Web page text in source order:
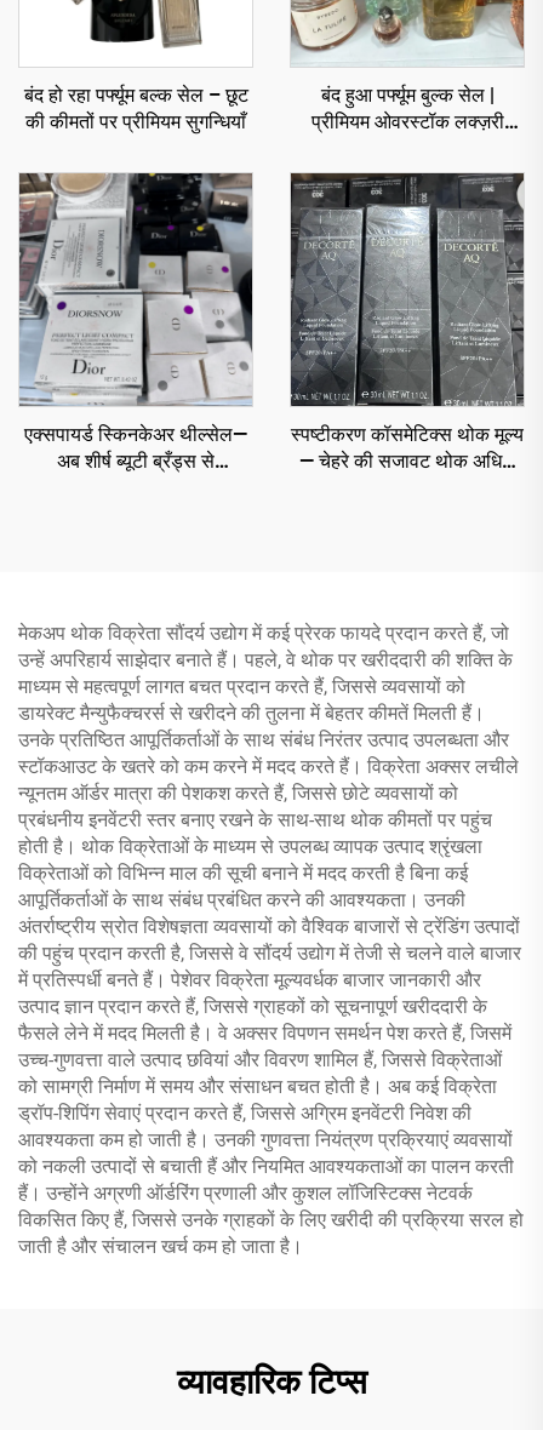
बंद हो रहा पर्फ्यूम बल्क सेल – छूट
की कीमतों पर प्रीमियम सुगन्धियाँ
बंद हुआ पर्फ्यूम बुल्क सेल |
प्रीमियम ओवरस्टॉक लक्ज़री
खरीददारों के लिए
एक्सपायर्ड स्किनकेअर थील्सेल—
अब शीर्ष ब्यूटी ब्रँड्स से
स्पष्टीकरण कॉसमेटिक्स थोक मूल्य
— चेहरे की सजावट थोक अधिक
मेकअप थोक विक्रेता सौंदर्य उद्योग में कई प्रेरक फायदे प्रदान करते हैं, जो
उन्हें अपरिहार्य साझेदार बनाते हैं। पहले, वे थोक पर खरीददारी की शक्ति के
माध्यम से महत्वपूर्ण लागत बचत प्रदान करते हैं, जिससे व्यवसायों को
डायरेक्ट मैन्युफैक्चरर्स से खरीदने की तुलना में बेहतर कीमतें मिलती हैं।
उनके प्रतिष्ठित आपूर्तिकर्ताओं के साथ संबंध निरंतर उत्पाद उपलब्धता और
स्टॉकआउट के खतरे को कम करने में मदद करते हैं। विक्रेता अक्सर लचीले
न्यूनतम ऑर्डर मात्रा की पेशकश करते हैं, जिससे छोटे व्यवसायों को
प्रबंधनीय इनवेंटरी स्तर बनाए रखने के साथ-साथ थोक कीमतों पर पहुंच
होती है। थोक विक्रेताओं के माध्यम से उपलब्ध व्यापक उत्पाद श्रृंखला
विक्रेताओं को विभिन्न माल की सूची बनाने में मदद करती है बिना कई
आपूर्तिकर्ताओं के साथ संबंध प्रबंधित करने की आवश्यकता। उनकी
अंतर्राष्ट्रीय स्रोत विशेषज्ञता व्यवसायों को वैश्विक बाजारों से ट्रेंडिंग उत्पादों
की पहुंच प्रदान करती है, जिससे वे सौंदर्य उद्योग में तेजी से चलने वाले बाजार
में प्रतिस्पर्धी बनते हैं। पेशेवर विक्रेता मूल्यवर्धक बाजार जानकारी और
उत्पाद ज्ञान प्रदान करते हैं, जिससे ग्राहकों को सूचनापूर्ण खरीददारी के
फैसले लेने में मदद मिलती है। वे अक्सर विपणन समर्थन पेश करते हैं, जिसमें
उच्च-गुणवत्ता वाले उत्पाद छवियां और विवरण शामिल हैं, जिससे विक्रेताओं
को सामग्री निर्माण में समय और संसाधन बचत होती है। अब कई विक्रेता
ड्रॉप-शिपिंग सेवाएं प्रदान करते हैं, जिससे अग्रिम इनवेंटरी निवेश की
आवश्यकता कम हो जाती है। उनकी गुणवत्ता नियंत्रण प्रक्रियाएं व्यवसायों
को नकली उत्पादों से बचाती हैं और नियमित आवश्यकताओं का पालन करती
हैं। उन्होंने अग्रणी ऑर्डरिंग प्रणाली और कुशल लॉजिस्टिक्स नेटवर्क
विकसित किए हैं, जिससे उनके ग्राहकों के लिए खरीदी की प्रक्रिया सरल हो
जाती है और संचालन खर्च कम हो जाता है।
व्यावहारिक टिप्स